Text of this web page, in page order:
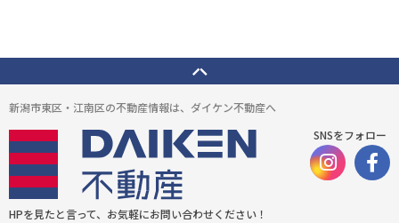
新潟市東区・江南区の不動産情報は、ダイケン不動産へ
SNSをフォロー
HPを見たと言って、お気軽にお問い合わせください！